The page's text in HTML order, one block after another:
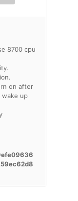
8700 cpu
on after
wake up